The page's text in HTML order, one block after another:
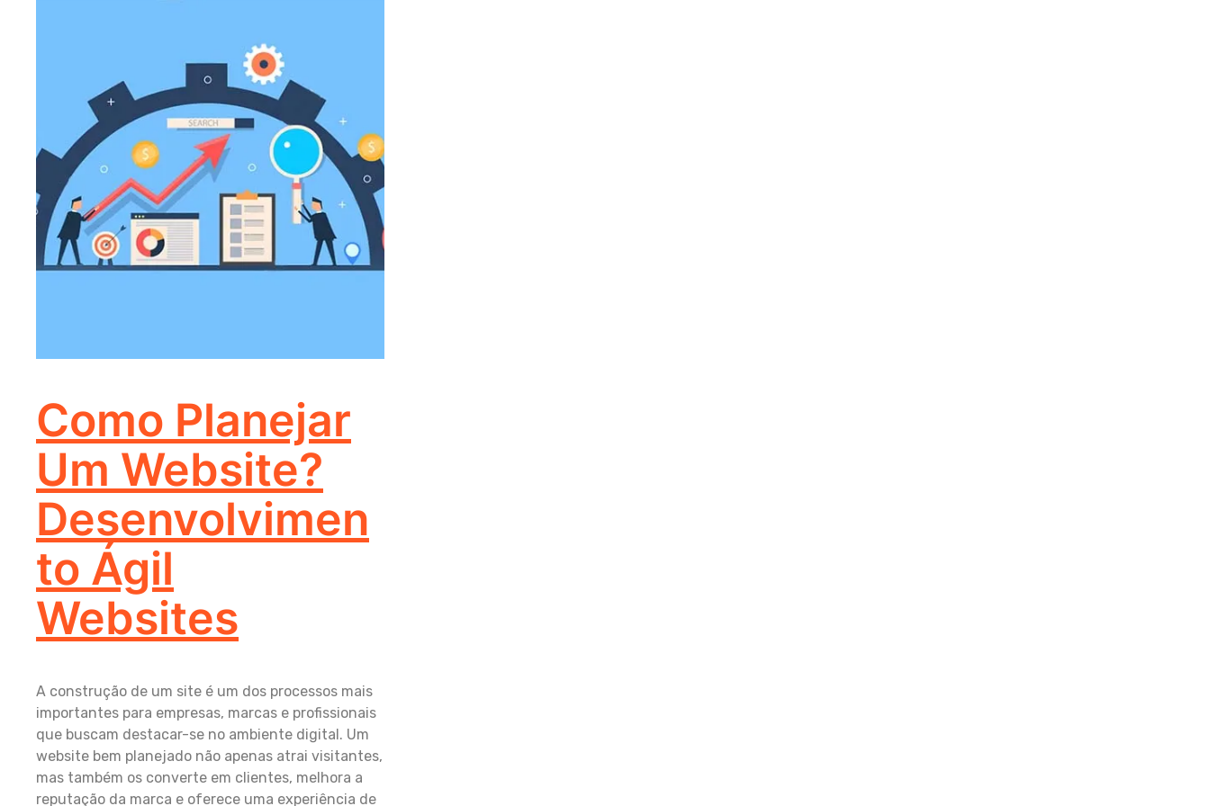
Como Planejar
Um Website?
Desenvolvimen
To Ágil
Websites
A construção de um site é um dos processos mais
importantes para empresas, marcas e profissionais
que buscam destacar-se no ambiente digital. Um
website bem planejado não apenas atrai visitantes,
mas também os converte em clientes, melhora a
reputação da marca e oferece uma experiência de